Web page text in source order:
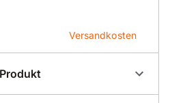
Versandkosten